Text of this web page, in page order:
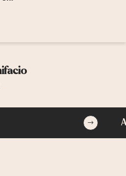
TANI TELAS
DE BONIFACIO DES ARTS
DE BONIFACIO
- BIENNALE DE RENAVA
ET OPÉRA